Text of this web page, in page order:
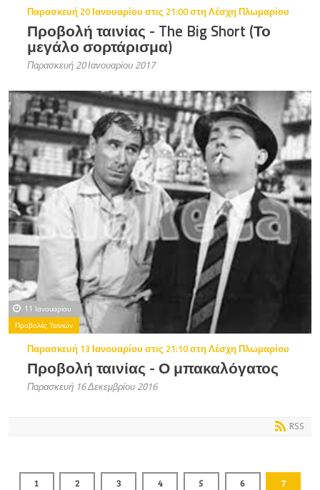
Παρασκευή 20 Ιανουαρίου στις 21:00 στη Λέσχη Πλωμαρίου
Προβολή ταινίας - The Big Short (Το
μεγάλο σορτάρισμα)
Παρασκευή 20 Ιανουαρίου 2017
11 Ιανουαρίου
Προβολές Ταινιών
Παρασκευή 13 Ιανουαρίου στις 21:10 στη Λέσχη Πλωμαρίου
Προβολή ταινίας - Ο μπακαλόγατος
Παρασκευή 16 Δεκεμβρίου 2016
RSS
1 2 3 4 5 6 7